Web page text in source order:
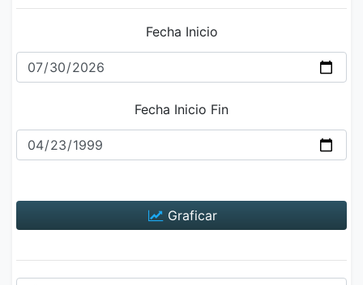
Fecha Inicio
Fecha Inicio Fin
Graficar